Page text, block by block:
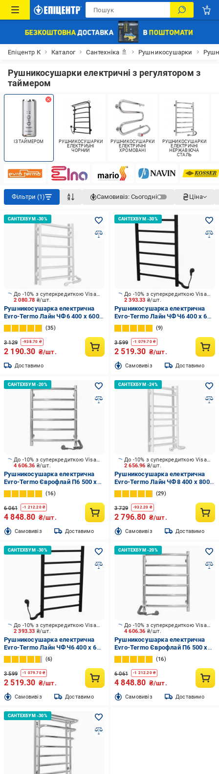
Епіцентр К Каталог Сантехніка 🚿 Рушникосушарки
Рушникосушарки електричні з регулятором з
таймером
ІЗ ТАЙМЕРОМ
РУШНИКОСУШАРКИ
ЕЛЕКТРИЧНІ
ЧОРНИЙ
РУШНИКОСУШАРКИ
ЕЛЕКТРИЧНІ
ХРОМОВАНІ
РУШНИКОСУШАРКИ
ЕЛЕКТРИЧНІ
НЕРЖАВІЮЧА
СТАЛЬ
Фільтри (1) Самовивіз: Сьогодні Ціна
2 080.78 ₴/шт.
До -10% з суперкредиткою Visa Вигода
Рушникосушарка електрична
Evro-Termo Лайн ЧФ6 400 х 600
Електро ПП S3
35
3 129 -938.70 ₴
2 190.30 ₴/шт.
Доставимо
2 393.33 ₴/шт.
До -10% з суперкредиткою Visa Вигода
Рушникосушарка електрична
Evro-Termo Лайн ЧФЧ6 400 х 600
Електро Праве підключення S3
9
3 599 -1 079.70₴
2 519.30 ₴/шт.
Cамовивіз Доставимо
4 606.36 ₴/шт.
До -10% з суперкредиткою Visa Вигода
Рушникосушарка електрична
Evro-Termo Єврофлай П6 500 х
700 Електро П S3
16
6 061 -1 212.20₴
4 848.80 ₴/шт.
Cамовивіз Доставимо
2 656.96 ₴/шт.
До -10% з суперкредиткою Visa Вигода
Рушникосушарка електрична
Evro-Termo Лайн ЧФ8 400 х 800
Електро ПП S3
29
3 729 -932.20 ₴
2 796.80 ₴/шт.
Cамовивіз Доставимо
2 393.33 ₴/шт.
До -10% з суперкредиткою Visa Вигода
Рушникосушарка електрична
Evro-Termo Лайн ЧФЧ6 400 х 600
Електро Ліве підключення S3
6
3 599 -1 079.70₴
2 519.30 ₴/шт.
Cамовивіз Доставимо
4 606.36 ₴/шт.
До -10% з суперкредиткою Visa Вигода
Рушникосушарка електрична
Evro-Termo Єврофлай П6 500 х
700 Електро Л S3
16
6 061 -1 212.20₴
4 848.80 ₴/шт.
Cамовивіз Доставимо